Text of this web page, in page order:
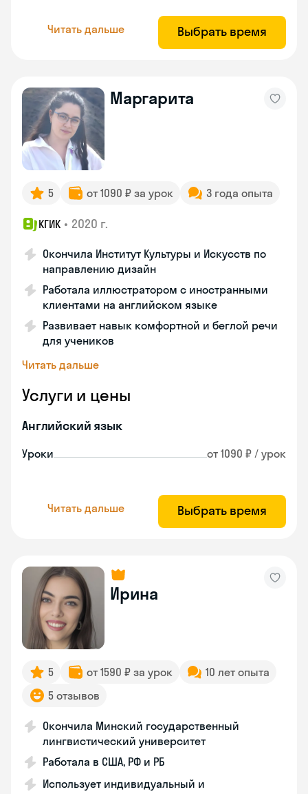
Читать дальше Выбрать время
Маргарита
5 от 1090 ₽ за урок 3 года опыта
КГИК • 2020 г.
Окончила Институт Культуры и Искусств по
направлению дизайн
Работала иллюстратором с иностранными
клиентами на английском языке
Развивает навык комфортной и беглой речи
для учеников
Читать дальше
Услуги и цены
Английский язык
Уроки от 1090 ₽ / урок
Читать дальше Выбрать время
Ирина
5 от 1590 ₽ за урок
10 лет опыта
5 отзывов
Окончила Минский государственный
лингвистический университет
Работала в США, РФ и РБ
Использует индивидуальный и